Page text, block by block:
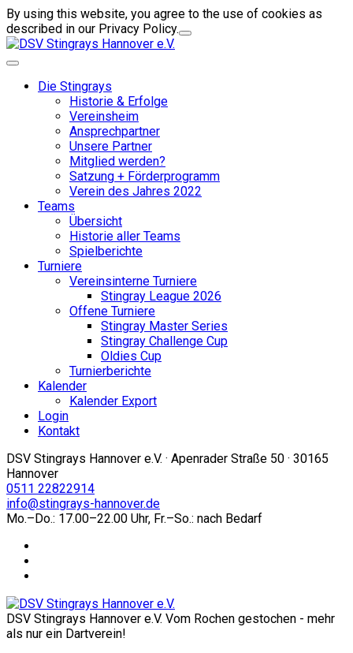
By using this website, you agree to the use of cookies as
described in our Privacy Policy.
Die Stingrays
Historie & Erfolge
Vereinsheim
Ansprechpartner
Unsere Partner
Mitglied werden?
Satzung + Förderprogramm
Verein des Jahres 2022
Teams
Übersicht
Historie aller Teams
Spielberichte
Turniere
Vereinsinterne Turniere
Stingray League 2026
Offene Turniere
Stingray Master Series
Stingray Challenge Cup
Oldies Cup
Turnierberichte
Kalender
Kalender Export
Login
Kontakt
DSV Stingrays Hannover e.V. · Apenrader Straße 50 · 30165
Hannover
0511 22822914
info@stingrays-hannover.de
Mo.–Do.: 17.00–22.00 Uhr, Fr.–So.: nach Bedarf
DSV Stingrays Hannover e.V. Vom Rochen gestochen - mehr
als nur ein Dartverein!